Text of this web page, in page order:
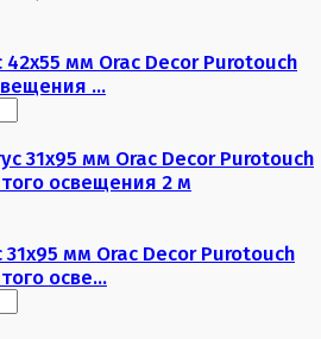
мм Orac Decor Purotouch
...
мм Orac Decor Purotouch
осве...